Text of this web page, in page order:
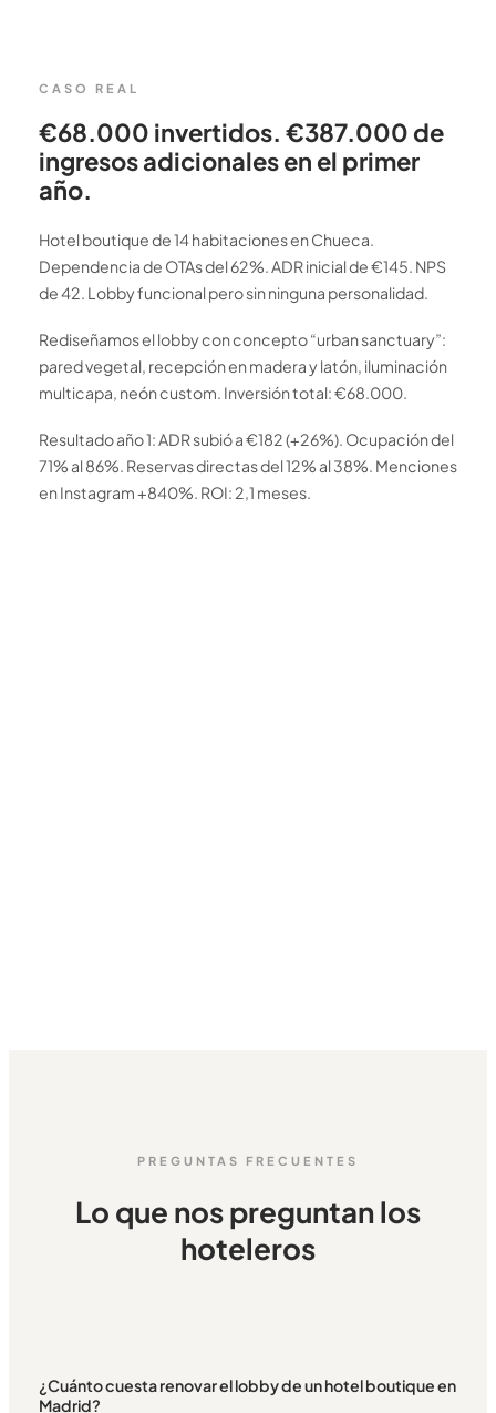
CASO REAL
€68.000 invertidos. €387.000 de
ingresos adicionales en el primer
año.
Hotel boutique de 14 habitaciones en Chueca.
Dependencia de OTAs del 62%. ADR inicial de €145. NPS
de 42. Lobby funcional pero sin ninguna personalidad.
Rediseñamos el lobby con concepto “urban sanctuary”:
pared vegetal, recepción en madera y latón, iluminación
multicapa, neón custom. Inversión total: €68.000.
Resultado año 1: ADR subió a €182 (+26%). Ocupación del
71% al 86%. Reservas directas del 12% al 38%. Menciones
en Instagram +840%. ROI: 2,1 meses.
PREGUNTAS FRECUENTES
Lo que nos preguntan los
hoteleros
¿Cuánto cuesta renovar el lobby de un hotel boutique en
Madrid?